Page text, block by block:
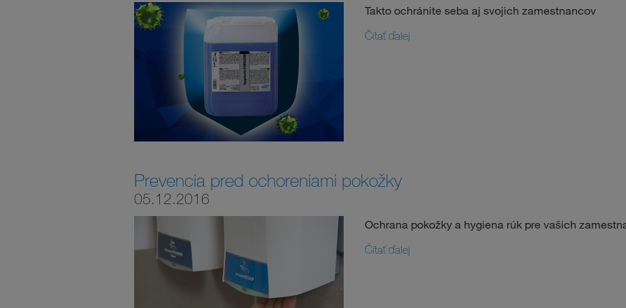
Takto ochránite seba aj svojich zamestnancov
Čítať ďalej
Prevencia pred ochoreniami pokožky
05.12.2016
Ochrana pokožky a hygiena rúk pre vašich
Čítať ďalej